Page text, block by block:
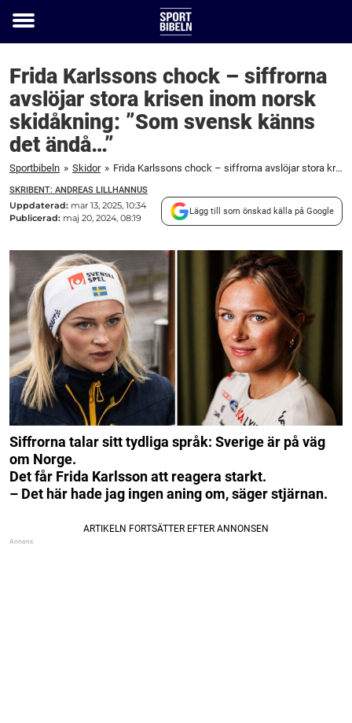
Toggle
Frida Karlssons chock – siffrorna
avslöjar stora krisen inom norsk
skidåkning: ”Som svensk känns
det ändå…”
Sportbibeln » Skidor » Frida Karlssons chock – siffrorna avslöjar stora krisen inom norsk skidåkning: ”Som svensk känns det ändå…”
SKRIBENT: ANDREAS LILLHANNUS
Uppdaterad: mar 13, 2025, 10:34
Publicerad: maj 20, 2024, 08:19
Lägg till som önskad källa på Google
Siffrorna talar sitt tydliga språk: Sverige är på väg
om Norge.
Det får Frida Karlsson att reagera starkt.
– Det här hade jag ingen aning om, säger stjärnan.